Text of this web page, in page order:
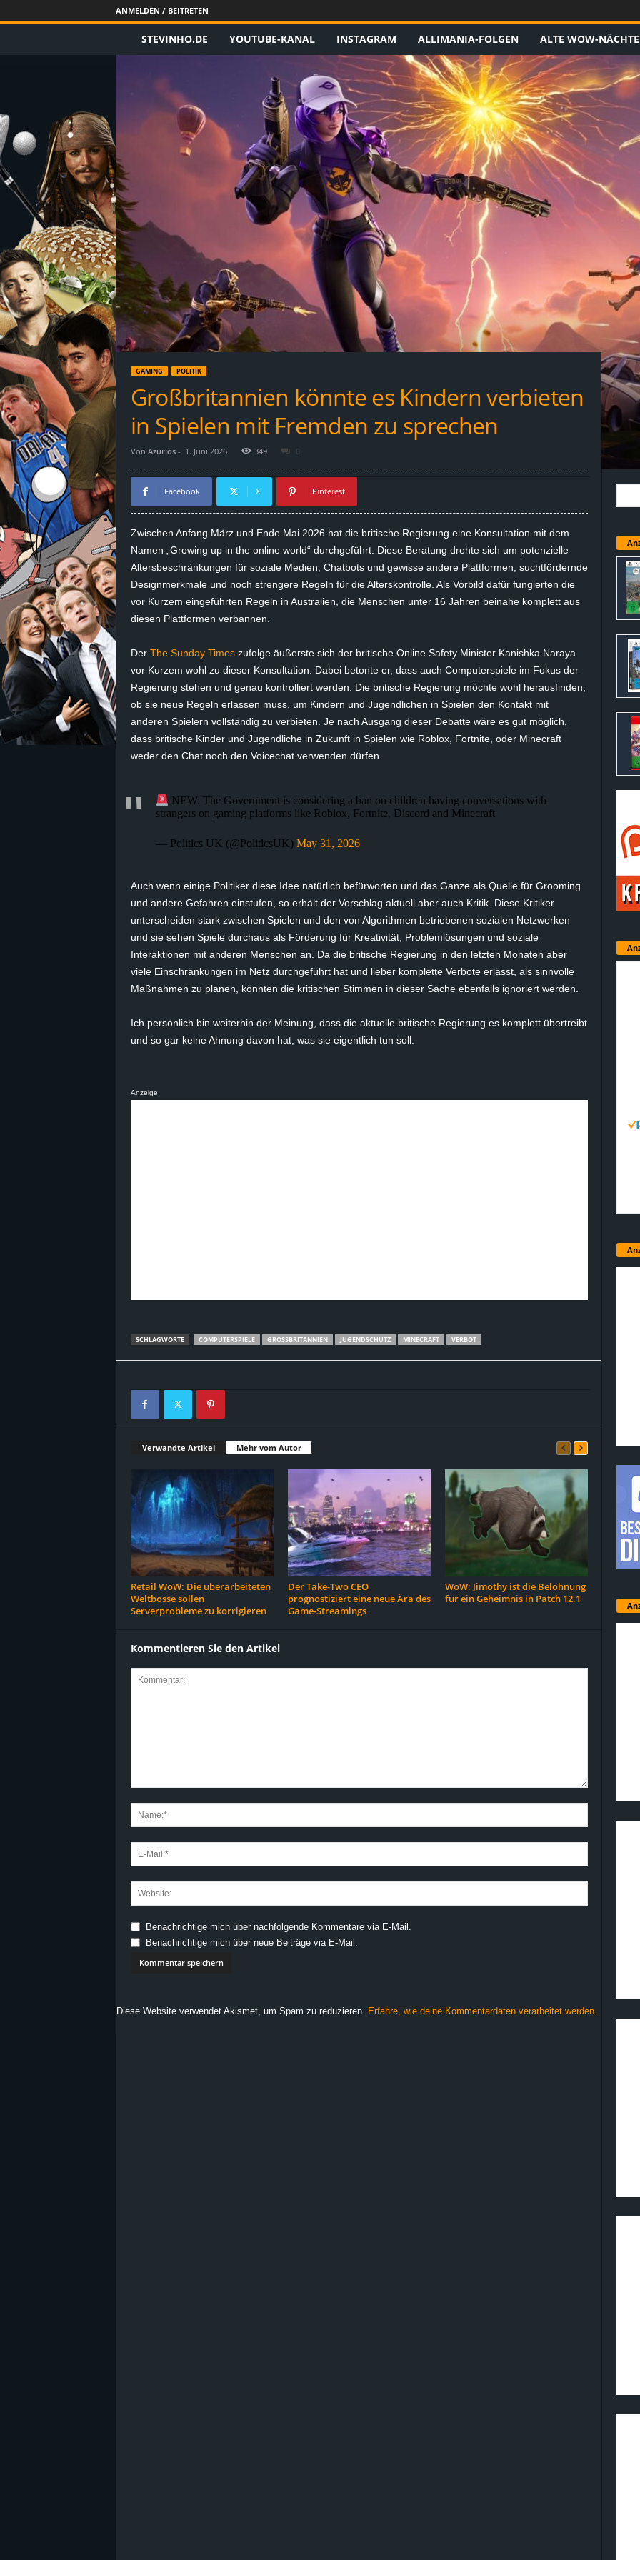
ANMELDEN / BEITRETEN
h
o
d
e
E
i
n
s
g
z
c
t
e
r
o
STEVINHO.DE YOUTUBE-KANAL INSTAGRAM ALLIMANIA-FOLGEN ALTE WOW-NÄCHTE
GAMING POLITIK
Großbritannien könnte es Kindern verbieten
in Spielen mit Fremden zu sprechen
Von Azurios- 1. Juni 2026 349 0
Facebook X Pinterest
Zwischen Anfang März und Ende Mai 2026 hat die britische Regierung eine Konsultation mit dem
Namen „Growing up in the online world“ durchgeführt. Diese Beratung drehte sich um potenzielle
Altersbeschränkungen für soziale Medien, Chatbots und gewisse andere Plattformen, suchtfördernde
Designmerkmale und noch strengere Regeln für die Alterskontrolle. Als Vorbild dafür fungierten die
vor Kurzem eingeführten Regeln in Australien, die Menschen unter 16 Jahren beinahe komplett aus
diesen Plattformen verbannen.
Der The Sunday Timeszufolge äußerste sich der britische Online Safety Minister Kanishka Naraya
vor Kurzem wohl zu dieser Konsultation. Dabei betonte er, dass auch Computerspiele im Fokus der
Regierung stehen und genau kontrolliert werden. Die britische Regierung möchte wohl herausfinden,
ob sie neue Regeln erlassen muss, um Kindern und Jugendlichen in Spielen den Kontakt mit
anderen Spielern vollständig zu verbieten. Je nach Ausgang dieser Debatte wäre es gut möglich,
dass britische Kinder und Jugendliche in Zukunft in Spielen wie Roblox, Fortnite, oder Minecraft
weder den Chat noch den Voicechat verwenden dürfen.
NEW: The Government is considering a ban on children having conversations with
strangers on gaming platforms like Roblox, Fortnite, Discord and Minecraft
— Politics UK (@PolitlcsUK) May 31, 2026
Auch wenn einige Politiker diese Idee natürlich befürworten und das Ganze als Quelle für Grooming
und andere Gefahren einstufen, so erhält der Vorschlag aktuell aber auch Kritik. Diese Kritiker
unterscheiden stark zwischen Spielen und den von Algorithmen betriebenen sozialen Netzwerken
und sie sehen Spiele durchaus als Förderung für Kreativität, Problemlösungen und soziale
Interaktionen mit anderen Menschen an. Da die britische Regierung in den letzten Monaten aber
viele Einschränkungen im Netz durchgeführt hat und lieber komplette Verbote erlässt, als sinnvolle
Maßnahmen zu planen, könnten die kritischen Stimmen in dieser Sache ebenfalls ignoriert werden.
Ich persönlich bin weiterhin der Meinung, dass die aktuelle britische Regierung es komplett übertreibt
und so gar keine Ahnung davon hat, was sie eigentlich tun soll.
Anzeige
SCHLAGWORTE COMPUTERSPIELE GROSSBRITANNIEN JUGENDSCHUTZ MINECRAFT VERBOT
Verwandte Artikel Mehr vom Autor
Retail WoW: Die überarbeiteten
Weltbosse sollen
Serverprobleme zu korrigieren
Der Take-Two CEO
prognostiziert eine neue Ära des
Game-Streamings
WoW: Jimothy ist die Belohnung
für ein Geheimnis in Patch 12.1
Kommentieren Sie den Artikel
Benachrichtige mich über nachfolgende Kommentare via E-Mail.
Benachrichtige mich über neue Beiträge via E-Mail.
Diese Website verwendet Akismet, um Spam zu reduzieren. Erfahre, wie deine Kommentardaten verarbeitet werden.